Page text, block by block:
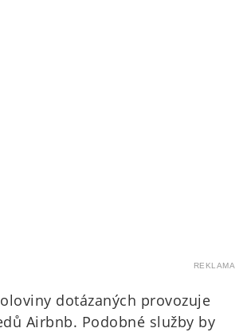
REKLAMA
dotázaných provozuje
Airbnb. Podobné služby by